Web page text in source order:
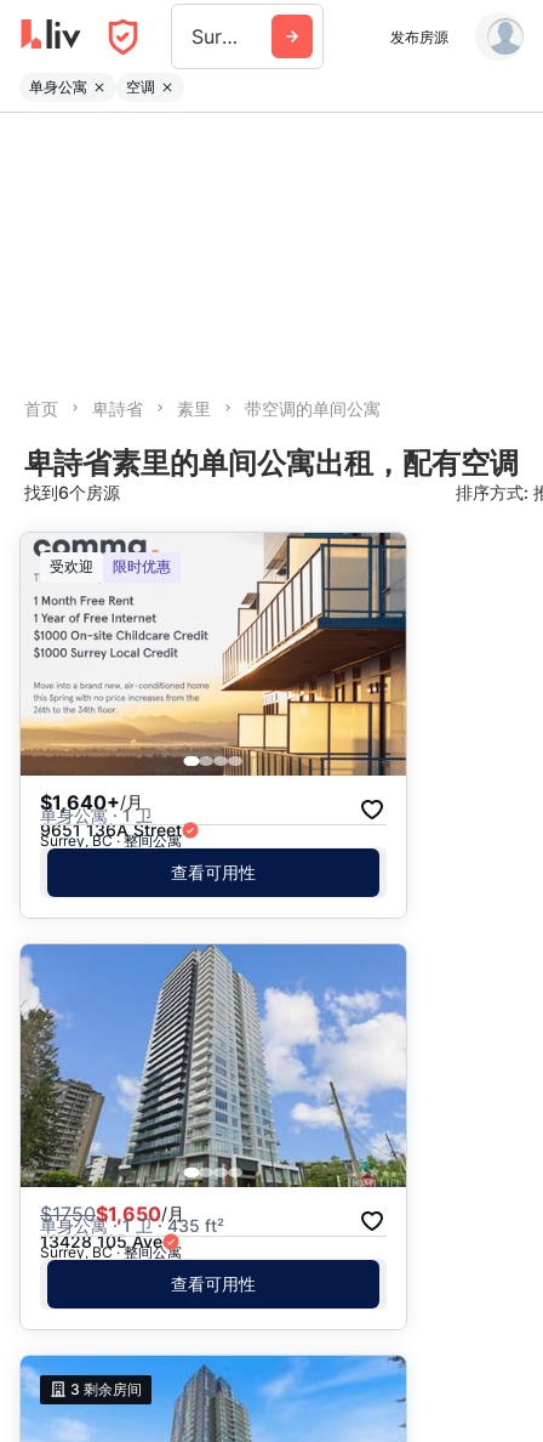
Surrey 发布房源
单身公寓 空调
首页 卑詩省 素里 带空调的单间公寓
卑詩省素里的单间公寓出租，配有空调
找到6个房源 排序方式:
推荐
日期: 最新日期在前
日期: 过往日期在前
价格 - $$$ 到 $
价格 - $ 到 $$$
受欢迎 限时优惠
$1,640+/月
单身公寓 · 1 卫
9651 136A Street
Surrey, BC · 整间公寓
查看可用性
$1750$1,650/月
单身公寓 · 1 卫 · 435 ft²
13428 105 Ave
Surrey, BC · 整间公寓
查看可用性
3 剩余房间